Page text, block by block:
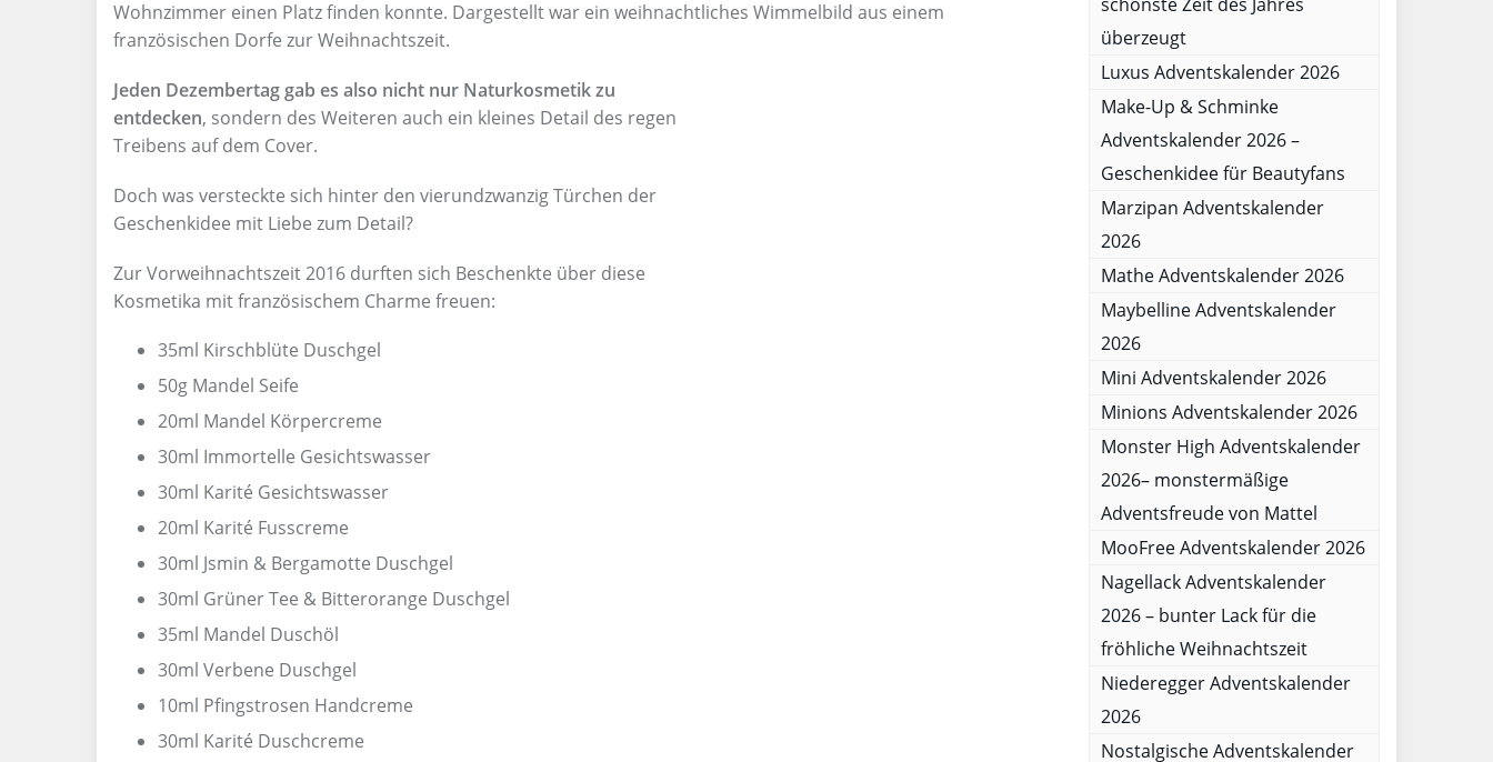
Wohnzimmer einen Platz finden konnte. Dargestellt war ein weihnachtliches Wimmelbild aus einem
französischen Dorfe zur Weihnachtszeit.
Jeden Dezembertag gab es also nicht nur Naturkosmetik zu
entdecken, sondern des Weiteren auch ein kleines Detail des regen
Treibens auf dem Cover.
Doch was versteckte sich hinter den vierundzwanzig Türchen der
Geschenkidee mit Liebe zum Detail?
Zur Vorweihnachtszeit 2016 durften sich Beschenkte über diese
Kosmetika mit französischem Charme freuen:
35ml Kirschblüte Duschgel
50g Mandel Seife
20ml Mandel Körpercreme
30ml Immortelle Gesichtswasser
30ml Karité Gesichtswasser
20ml Karité Fusscreme
30ml Jsmin & Bergamotte Duschgel
30ml Grüner Tee & Bitterorange Duschgel
35ml Mandel Duschöl
30ml Verbene Duschgel
10ml Pfingstrosen Handcreme
30ml Karité Duschcreme
überzeugt
Luxus Adventskalender 2026
Make-Up & Schminke
Adventskalender 2026 –
Geschenkidee für Beautyfans
Marzipan Adventskalender
2026
Mathe Adventskalender 2026
Maybelline Adventskalender
2026
Mini Adventskalender 2026
Minions Adventskalender 2026
Monster High Adventskalender
2026– monstermäßige
Adventsfreude von Mattel
MooFree Adventskalender 2026
Nagellack Adventskalender
2026 – bunter Lack für die
fröhliche Weihnachtszeit
Niederegger Adventskalender
2026
Nostalgische Adventskalender